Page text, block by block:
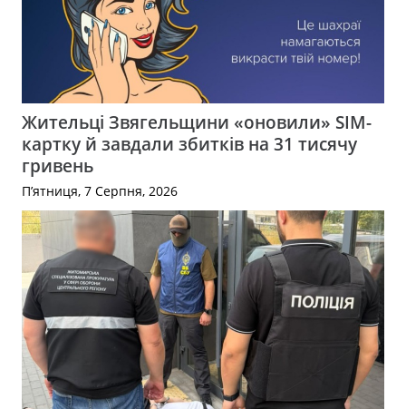
Жительці Звягельщини «оновили» SIM-
картку й завдали збитків на 31 тисячу
гривень
П’ятниця, 7 Серпня, 2026